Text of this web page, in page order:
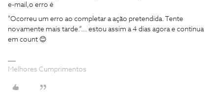
e-mail,o erro é
"Ocorreu um erro ao completar a ação pretendida. Tente
novamente mais tarde.”... estou assim a 4 dias agora e continua
em count 😊
Melhores Cumprimentos